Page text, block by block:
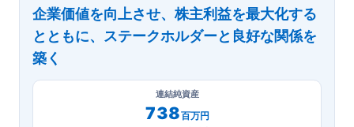
企業価値を向上させ、株主利益を最大化する
とともに、ステークホルダーと良好な関係を
築く
連結純資産
738百万円